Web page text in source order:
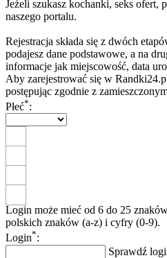
Jeżeli szukasz kochanki, seks ofert,
naszego portalu.
Rejestracja składa się z dwóch
podajesz dane podstawowe, a na
informacje jak miejscowość, data
Aby zarejestrować się w
postępując zgodnie z
Płeć*:
Login może mieć od 6 do 25
polskich znaków (a-z) i cyfry (0-9).
Login*:
Sprawdź